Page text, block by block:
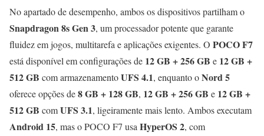
No apartado de desempenho, ambos os dispositivos partilham o
Snapdragon 8s Gen 3, um processador potente que garante
fluidez em jogos, multitarefa e aplicações exigentes. O POCO F7
está disponível em configurações de 12 GB + 256 GB e 12 GB +
512 GB com armazenamentoUFS 4.1, enquanto oNord 5
oferece opções de8 GB + 128 GB, 12 GB + 256 GB e 12 GB +
512 GB comUFS 3.1, ligeiramente mais lento. Ambos executam
Android 15, mas o POCO F7 usa HyperOS 2, com